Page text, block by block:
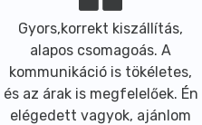
Gyors,korrekt kiszállítás,
alapos csomagoás. A
kommunikáció is tökéletes,
és az árak is megfelelőek. Én
elégedett vagyok, ajánlom